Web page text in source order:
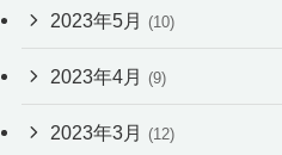
2023年5月 (10)
2023年4月 (9)
2023年3月 (12)